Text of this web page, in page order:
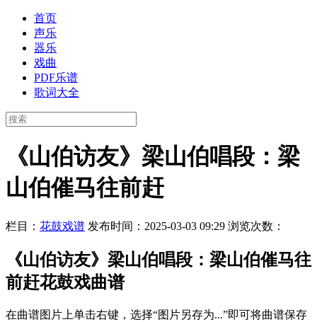
首页
声乐
器乐
戏曲
PDF乐谱
歌词大全
《山伯访友》梁山伯唱段：梁
山伯催马往前赶
栏目： 花鼓戏谱 发布时间：2025-03-03 09:29 浏览次数：
《山伯访友》梁山伯唱段：梁山伯催马往
前赶花鼓戏曲谱
在曲谱图片上单击右键，选择“图片另存为...”即可将曲谱保存